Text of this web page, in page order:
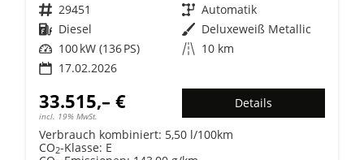
Fahrzeugnr. 29451 Getriebe Automatik
Kraftstoff Diesel Außenfarbe Deluxeweiß Metallic
Leistung 100 kW (136 PS) Kilometerstand 10 km
17.02.2026
33.515,– €
incl. 19% MwSt.
Details
Verbrauch kombiniert: 5,50 l/100km
CO2-Klasse: E